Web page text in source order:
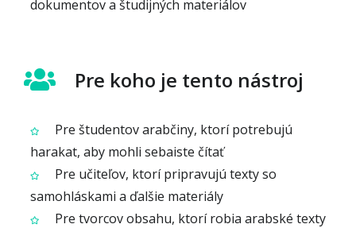
dokumentov a študijných materiálov
Pre koho je tento nástroj
Pre študentov arabčiny, ktorí potrebujú
harakat, aby mohli sebaiste čítať
Pre učiteľov, ktorí pripravujú texty so
samohláskami a ďalšie materiály
Pre tvorcov obsahu, ktorí robia arabské texty